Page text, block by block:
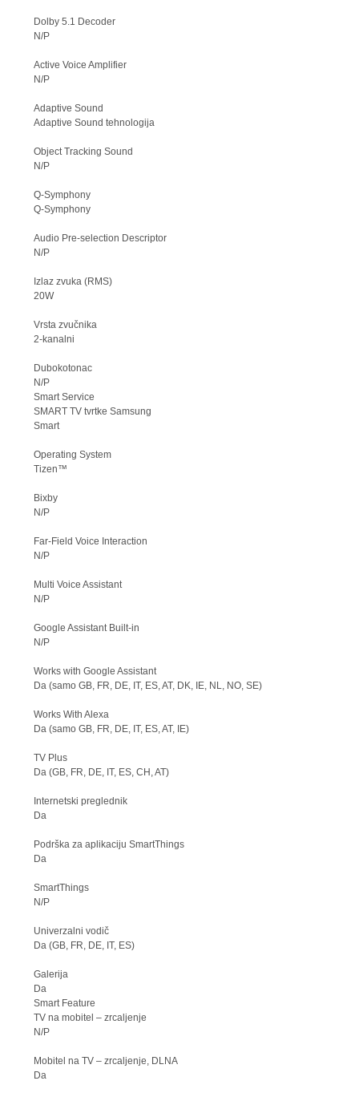
Dolby 5.1 Decoder
N/P
Active Voice Amplifier
N/P
Adaptive Sound
Adaptive Sound tehnologija
Object Tracking Sound
N/P
Q-Symphony
Q-Symphony
Audio Pre-selection Descriptor
N/P
Izlaz zvuka (RMS)
20W
Vrsta zvučnika
2-kanalni
Dubokotonac
N/P
Smart Service
SMART TV tvrtke Samsung
Smart
Operating System
Tizen™
Bixby
N/P
Far-Field Voice Interaction
N/P
Multi Voice Assistant
N/P
Google Assistant Built-in
N/P
Works with Google Assistant
Da (samo GB, FR, DE, IT, ES, AT, DK, IE, NL, NO, SE)
Works With Alexa
Da (samo GB, FR, DE, IT, ES, AT, IE)
TV Plus
Da (GB, FR, DE, IT, ES, CH, AT)
Internetski preglednik
Da
Podrška za aplikaciju SmartThings
Da
SmartThings
N/P
Univerzalni vodič
Da (GB, FR, DE, IT, ES)
Galerija
Da
Smart Feature
TV na mobitel – zrcaljenje
N/P
Mobitel na TV – zrcaljenje, DLNA
Da